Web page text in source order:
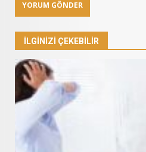
İLGINIZI ÇEKEBILIR